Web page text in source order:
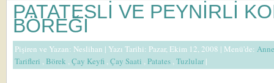
PATATESLİ VE PEYNİRLİ
BÖREĞİ
Pişiren ve Yazan: Neslihan | Yazı Tarihi: Pazar, Ekim 12, 2008 | Menü'de:
Tarifleri ,Börek ,Çay Keyfi ,Çay Saati ,Patates ,Tuzlular|